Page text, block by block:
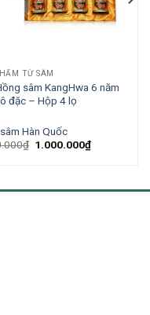
TỪ SÂM
sâm KangHwa 6 năm
đặc – Hộp 4 lọ
Hàn Quốc
₫ 1.000.000₫